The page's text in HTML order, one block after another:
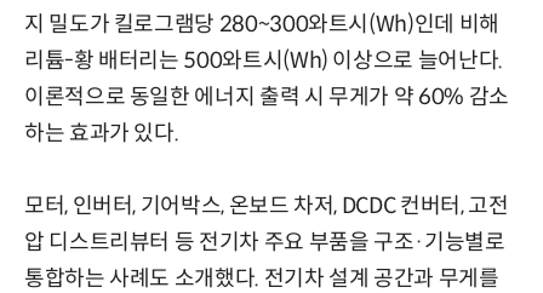
지 밀도가 킬로그램당 280~300와트시(Wh)인데 비해
리튬-황 배터리는 500와트시(Wh) 이상으로 늘어난다.
이론적으로 동일한 에너지 출력 시 무게가 약 60% 감소
하는 효과가 있다.
모터, 인버터, 기어박스, 온보드 차저, DCDC 컨버터, 고전
압 디스트리뷰터 등 전기차 주요 부품을 구조·기능별로
통합하는 사례도 소개했다. 전기차 설계 공간과 무게를